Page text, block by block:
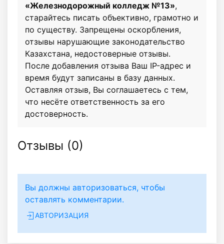
«Железнодорожный колледж №13»,
старайтесь писать объективно, грамотно и
по существу. Запрещены оскорбления,
отзывы нарушающие законодательство
Казахстана, недостоверные отзывы.
После добавления отзыва Ваш IP-адрес и
время будут записаны в базу данных.
Оставляя отзыв, Вы соглашаетесь с тем,
что несёте ответственность за его
достоверность.
Отзывы (0)
Вы должны авторизоваться, чтобы
оставлять комментарии.
АВТОРИЗАЦИЯ